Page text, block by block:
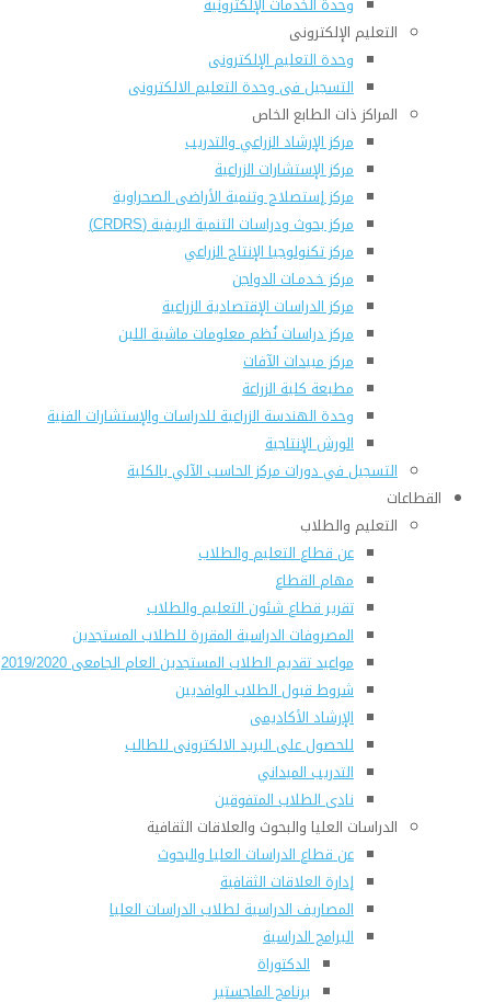
التعليم الإلكترونى
وحدة التعليم الإلكترونى
التسجيل فى وحدة التعليم الالكترونى
المراكز ذات الطابع الخاص
مركز الإرشاد الزراعي والتدريب
مركز الإستشارات الزراعية
مركز إستصلاح وتنمية الأراضى الصحراوية
مركز بحوث ودراسات التنمية الريفية (CRDRS)
مركز تكنولوجيا الإنتاج الزراعي
مركز خـدمـات الدواجن
مركز الدراسات الإقتصادية الزراعية
مركز دراسات نُظم معلومات ماشية اللبن
مركز مبيدات الآفات
مطبعة كلية الزراعة
وحدة الهندسة الزراعية للدراسات والإستشارات الفنية
الورش الإنتاجية
التسجيل في دورات مركز الحاسب الآلي بالكلية
القطاعات
التعليم والطلاب
عن قطاع التعليم والطلاب
مهام القطاع
تقرير قطاع شئون التعليم والطلاب
المصروفات الدراسية المقررة للطلاب المستجدين
مواعيد تقديم الطلاب المستجدين العام الجامعى 2019/2020
شروط قبول الطلاب الوافديين
الإرشاد الأكاديمى
للحصول على البريد الالكترونى للطالب
التدريب الميداني
نادى الطلاب المتفوقين
الدراسات العليا والبحوث والعلاقات الثقافية
عن قطاع الدراسات العليا والبحوث
إدارة العلاقات الثقافية
المصاريف الدراسية لطلاب الدراسات العليا
البرامج الدراسية
الدكتوراة
برنامج الماجستير